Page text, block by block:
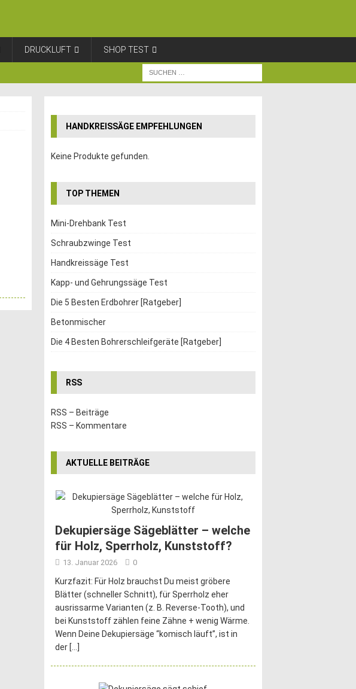
DRUCKLUFT SHOP TEST
HANDKREISSÄGE EMPFEHLUNGEN
Keine Produkte gefunden.
TOP THEMEN
Mini-Drehbank Test
Schraubzwinge Test
Handkreissäge Test
Kapp- und Gehrungssäge Test
Die 5 Besten Erdbohrer [Ratgeber]
Betonmischer
Die 4 Besten Bohrerschleifgeräte [Ratgeber]
RSS
RSS – Beiträge
RSS – Kommentare
AKTUELLE BEITRÄGE
Dekupiersäge Sägeblätter – welche
für Holz, Sperrholz, Kunststoff?
13. Januar 2026 0
Kurzfazit: Für Holz brauchst Du meist gröbere
Blätter (schneller Schnitt), für Sperrholz eher
ausrissarme Varianten (z. B. Reverse-Tooth), und
bei Kunststoff zählen feine Zähne + wenig Wärme.
Wenn Deine Dekupiersäge “komisch läuft”, ist in
der […]